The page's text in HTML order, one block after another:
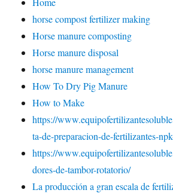
horse compost fertilizer making
Horse manure composting
Horse manure disposal
horse manure management
How To Dry Pig Manure
How to Make
https://
ta-de-preparacion-de-fertilizantes-
https://
dores-de-tambor-rotatorio/
La producción a gran escala de